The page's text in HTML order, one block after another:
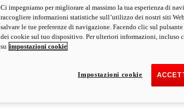
Ci impegniamo per migliorare al massimo la tua esperienza di
raccogliere informazioni statistiche sull’utilizzo dei nostri siti
salvare le tue preferenze di navigazione. Facendo clic sul
dei cookie sul tuo dispositivo. Per ulteriori informazioni, incluso
su impostazioni cookie
Impostazioni cookie